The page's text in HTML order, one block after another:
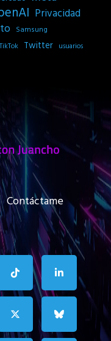
Privacidad
Samsung
TikTok Twitter usuarios
Contáctame